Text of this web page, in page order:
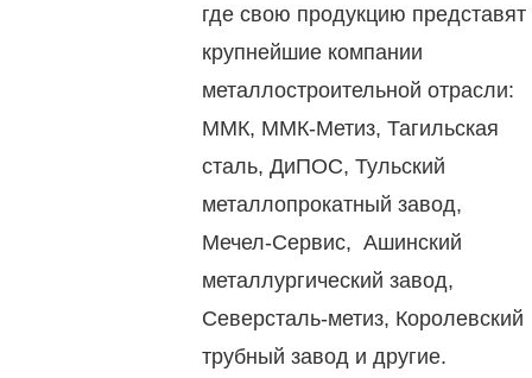
где свою продукцию представят
крупнейшие компании
металлостроительной отрасли:
ММК, ММК-Метиз, Тагильская
сталь, ДиПОС, Тульский
металлопрокатный завод,
Мечел-Сервис, Ашинский
металлургический завод,
Северсталь-метиз, Королевский
трубный завод и другие.